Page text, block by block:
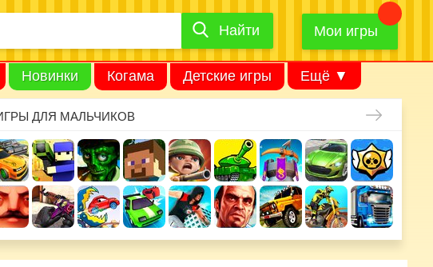
Найти
Найти Мои игры
Новинки Когама Детские игры Ещё ▼
ДЛЯ МАЛЬЧИКОВ